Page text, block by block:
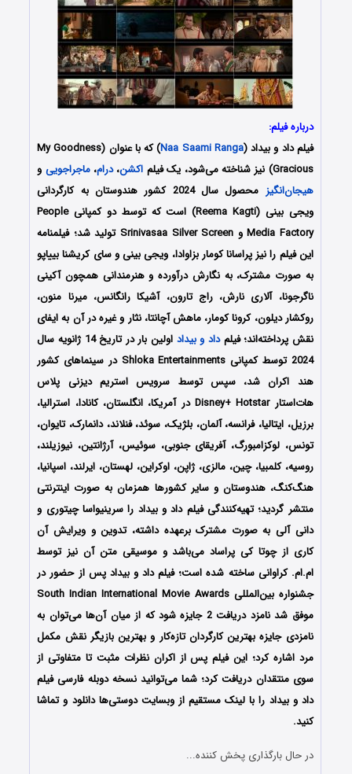
درباره فیلم:
فیلم داد و بیداد (Naa Saami Ranga
) که با عنوان (My Goodness
Gracious) نیز شناخته می‌شود، یک فیلم
اکشن،درام،ماجراجویی و
هیجان‌انگیز
محصول سال 2024 کشور هندوستان به کارگردانی
ویجی بینی (Reema Kagti) است که توسط دو کمپانی‌ People
Media Factory و Srinivasaa Silver Screen تولید شد؛ فیلمنامه
این فیلم را نیز پراسانا کومار بزاوادا، ویجی بینی و سای کریشنا بییاپو
به صورت مشترک،به نگارش درآورده و هنرمندانی همچونآکینی
ناگرجونا، آلاری نارش، راج تارون، آشیکا رانگانس، میرنا منون،
روکشار دیلون، کرونا کومار، ماهش آچانتا، نثار و غیره در آن به ایفای
نقش پرداخته‌اند؛ فیلمداد و بیداد
اولین بار در تاریخ 14 ژانویه سال
2024 توسط کمپانی Shloka Entertainments در سینماهای کشور
هند اکران شد، سپس توسط سرویس استریم دیزنی پلاس
هات‌استار Disney+ Hotstar در آمریکا، انگلستان، کانادا، استرالیا،
برزیل، ایتالیا، فرانسه، آلمان، بلژیک، سوئد، فنلاند، دانمارک، تایوان،
تونس، لوکزامبورگ، آفریقای جنوبی، سوئیس، آرژانتین، نیوزیلند،
روسیه، کلمبیا، چین، مالزی، ژاپن، اوکراین، لهستان، ایرلند، اسپانیا،
هنگ‌کنگ، هندوستان و سایر کشورها همزمان به صورت اینترنتی
منتشر گردید؛ تهیه‌کنندگی فیلم داد و بیداد را سرینیواسا چیتوری و
دانی آلی به صورت مشترک برعهده داشته، تدوین و ویرایش آن
کاری از چوتا کی پراساد می‌باشد و موسیقی متن آن نیز توسط
ام.ام. کراوانی ساخته شده است؛فیلم داد و بیداد پس از حضور در
جشنواره‌‌‌‌‌ بین‌المللی South Indian International Movie Awards
موفق شد نامزد دریافت 2 جایزه شود که از میان آن‌ها می‌توان به
نامزدی جایزه بهترین کارگردان تازه‌کار و بهترین بازیگر نقش مکمل
مرد اشاره کرد؛ این فیلم پس از اکران نظرات مثبت تا متفاوتی از
سوی منتقدان دریافت کرد؛ شما می‌توانید نسخه دوبله فارسی فیلم
داد و بیداد را با ‌لینک مستقیم از وبسایت دوستی‌ها دانلود و تماشا
کنید.
در حال بارگذاری پخش کننده...